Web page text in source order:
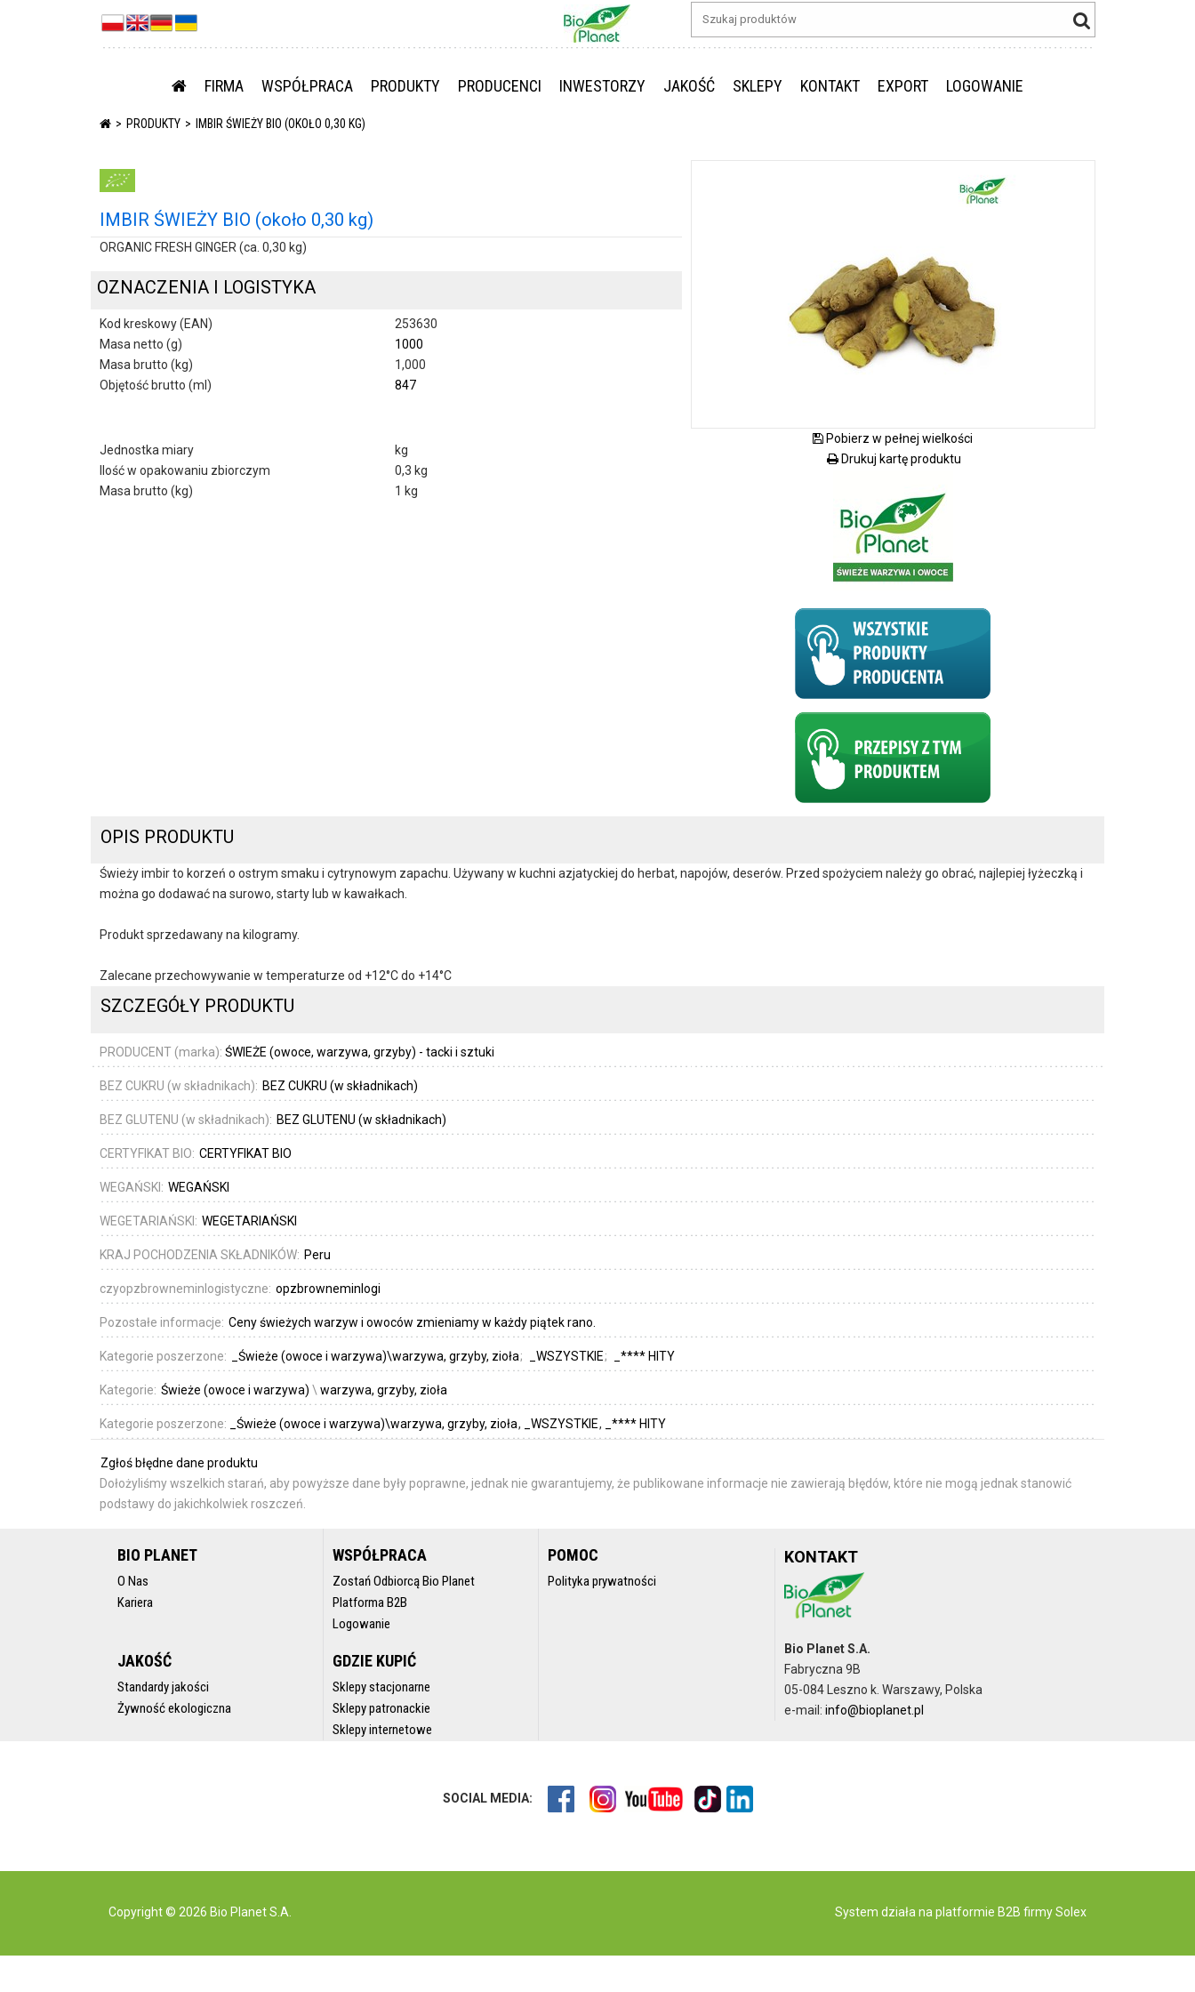
FIRMA WSPÓŁPRACA PRODUKTY PRODUCENCI INWESTORZY JAKOŚĆ SKLEPY KONTAKT EXPORT LOGOWANIE
PRODUKTY IMBIR ŚWIEŻY BIO (OKOŁO 0,30 KG)
IMBIR ŚWIEŻY BIO (około 0,30 kg)
ORGANIC FRESH GINGER (ca. 0,30 kg)
OZNACZENIA I LOGISTYKA
Kod kreskowy (EAN)
253630
Masa netto (g)
1000
Masa brutto (kg)
1,000
Objętość brutto (ml)
847
Jednostka miary
kg
Ilość w opakowaniu zbiorczym
0,3 kg
Masa brutto (kg)
1 kg
Pobierz w pełnej wielkości
Drukuj kartę produktu
OPIS PRODUKTU
Świeży imbir to korzeń o ostrym smaku i cytrynowym zapachu. Używany w kuchni azjatyckiej do herbat, napojów, deserów. Przed spożyciem należy go obrać, najlepiej łyżeczką i
można go dodawać na surowo, starty lub w kawałkach.
Produkt sprzedawany na kilogramy.
Zalecane przechowywanie w temperaturze od +12°C do +14°C
SZCZEGÓŁY PRODUKTU
PRODUCENT (marka): ŚWIEŻE (owoce, warzywa, grzyby) - tacki i sztuki
BEZ CUKRU (w składnikach): BEZ CUKRU (w składnikach)
BEZ GLUTENU (w składnikach): BEZ GLUTENU (w składnikach)
CERTYFIKAT BIO: CERTYFIKAT BIO
WEGAŃSKI: WEGAŃSKI
WEGETARIAŃSKI: WEGETARIAŃSKI
KRAJ POCHODZENIA SKŁADNIKÓW: Peru
czyopzbrowneminlogistyczne: opzbrowneminlogi
Pozostałe informacje: Ceny świeżych warzyw i owoców zmieniamy w każdy piątek rano.
Kategorie poszerzone: _Świeże (owoce i warzywa)\warzywa, grzyby, zioła _WSZYSTKIE _**** HITY
Kategorie: Świeże (owoce i warzywa) \ warzywa, grzyby, zioła
Kategorie poszerzone: _Świeże (owoce i warzywa)\warzywa, grzyby, zioła _WSZYSTKIE _**** HITY
Zgłoś błędne dane produktu
Dołożyliśmy wszelkich starań, aby powyższe dane były poprawne, jednak nie gwarantujemy, że publikowane informacje nie zawierają błędów, które nie mogą jednak stanowić
podstawy do jakichkolwiek roszczeń.
BIO PLANET
O Nas
Kariera
WSPÓŁPRACA
Zostań Odbiorcą Bio Planet
Platforma B2B
Logowanie
POMOC
Polityka prywatności
JAKOŚĆ
Standardy jakości
Żywność ekologiczna
GDZIE KUPIĆ
Sklepy stacjonarne
Sklepy patronackie
Sklepy internetowe
KONTAKT
Bio Planet S.A.
Fabryczna 9B
05-084 Leszno k. Warszawy, Polska
e-mail:info@bioplanet.pl
SOCIAL MEDIA:
Copyright © 2026 Bio Planet S.A. System działa na platformie B2B firmy Solex